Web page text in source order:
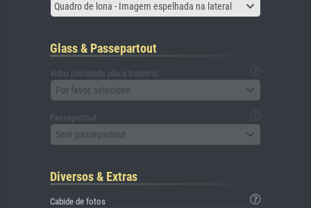
Quadro de lona - Imagem espelhada na lateral
Glass & Passepartout
Vidro (incluindo placa traseira)
Por favor, selecione
Passepartout
Sem passepartout
Diversos & Extras
Cabide de fotos